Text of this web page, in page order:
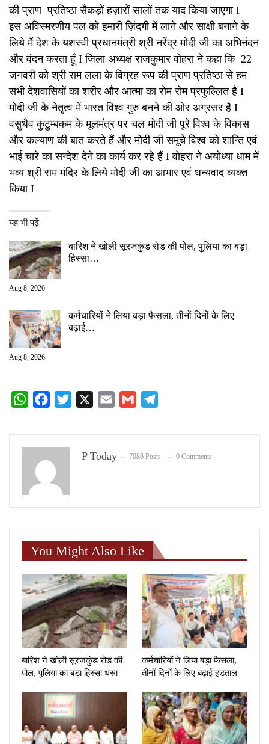
की प्राण प्रतिष्ठा सैकड़ों हज़ारों सालों तक याद किया जाएगा I
इस अविस्मरणीय पल को हमारी ज़िंदगी में लाने और साक्षी बनाने के
लिये मैं देश के यशस्वी प्रधानमंत्री श्री नरेंद्र मोदी जी का अभिनंदन
और वंदन करता हूँ I ज़िला अध्यक्ष राजकुमार वोहरा ने कहा कि 22
जनवरी को श्री राम लला के विग्रह रूप की प्राण प्रतिष्ठा से हम
सभी देशवासियों का शरीर और आत्मा का रोम रोम प्रफुल्लित है I
मोदी जी के नेतृत्व में भारत विश्व गुरु बनने की ओर अग्रसर है I
वसुधैव कुटुम्बकम के मूलमंत्र पर चल मोदी जी पूरे विश्व के विकास
और कल्याण की बात करते हैं और मोदी जी समूचे विश्व को शान्ति एवं
भाई चारे का सन्देश देने का कार्य कर रहे हैं I वोहरा ने अयोध्या धाम में
भव्य श्री राम मंदिर के लिये मोदी जी का आभार एवं धन्यवाद व्यक्त
किया I
यह भी पढ़ें
बारिश ने खोली सूरजकुंड रोड की पोल, पुलिया का बड़ा
हिस्सा…
Aug 8, 2026
कर्मचारियों ने लिया बड़ा फैसला, तीनों दिनों के लिए
बढ़ाई…
Aug 8, 2026
WhatsAppFacebook
Twitter Email Gmail
P Today 7086 Posts 0 Comments
You Might Also Like
बारिश ने खोली सूरजकुंड रोड की
पोल, पुलिया का बड़ा हिस्सा धंसा
कर्मचारियों ने लिया बड़ा फैसला,
तीनों दिनों के लिए बढ़ाई हड़ताल